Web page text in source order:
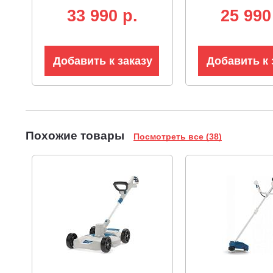
33 990 p.
Добавить к заказу
25
Добавить к
Похожие товары Посмотреть все (38)